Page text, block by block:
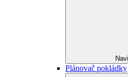
Plánovač pokládky